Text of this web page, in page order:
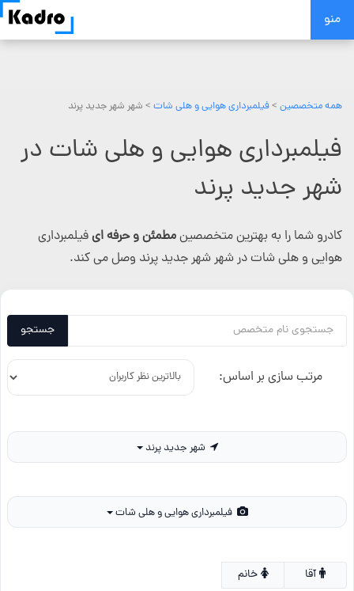
Skip
منو
همه متخصصین >فیلمبرداری هوایی و هلی شات > شهر شهر جدید پرند
فیلمبرداری هوایی و هلی شات در
شهر جدید پرند
کادرو شما را به بهترین متخصصینمطمئن و حرفه ایفیلمبرداری
هوایی و هلی شات در شهر شهر جدید پرند وصل می کند.
جستجو
مرتب سازی بر اساس:
فیلمبرداری هوایی و هلی شات
خانم